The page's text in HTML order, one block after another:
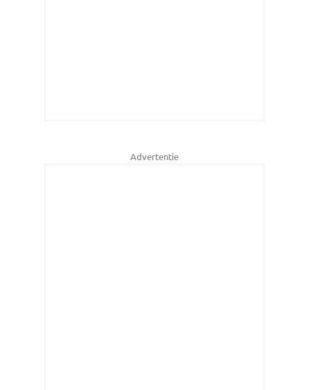
Advertentie